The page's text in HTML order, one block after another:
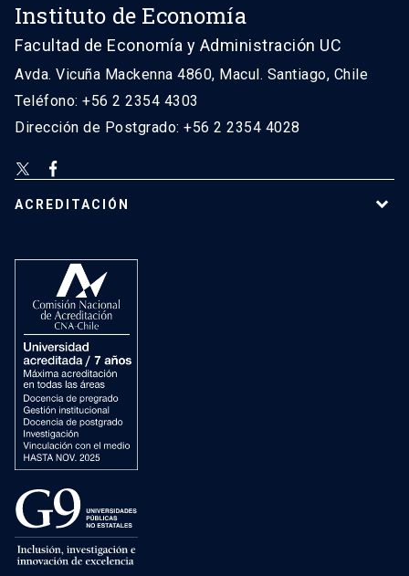
Instituto de Economía
Facultad de Economía y Administración UC
Avda. Vicuña Mackenna 4860, Macul. Santiago, Chile
Teléfono: +56 2 2354 4303
Dirección de Postgrado: +56 2 2354 4028
ACREDITACIÓN